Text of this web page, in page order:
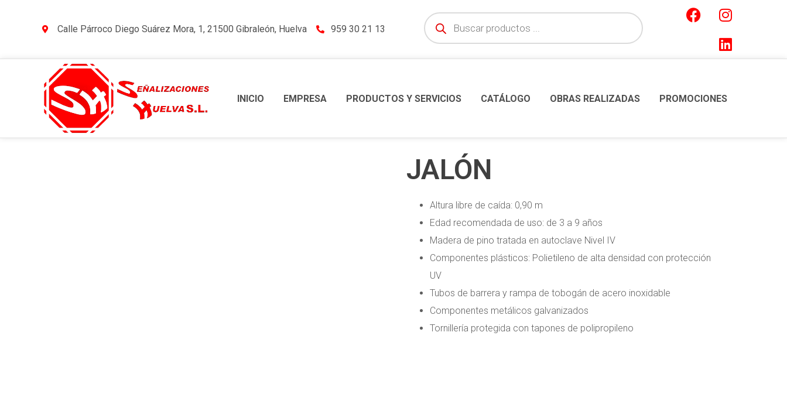
Calle Párroco Diego Suárez Mora, 1, 21500 Gibraleón, Huelva 959 30 21 13
INICIO EMPRESA PRODUCTOS Y SERVICIOS CATÁLOGO OBRAS REALIZADAS PROMOCIONES
JALÓN
Altura libre de caída: 0,90 m
Edad recomendada de uso: de 3 a 9 años
Madera de pino tratada en autoclave Nivel IV
Componentes plásticos: Polietileno de alta densidad con protección
UV
Tubos de barrera y rampa de tobogán de acero inoxidable
Componentes metálicos galvanizados
Tornillería protegida con tapones de polipropileno